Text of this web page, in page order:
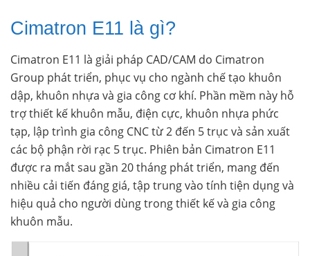
Cimatron E11 là gì?
Cimatron E11 là giải pháp CAD/CAM do Cimatron
Group phát triển, phục vụ cho ngành chế tạo khuôn
dập, khuôn nhựa và gia công cơ khí. Phần mềm này hỗ
trợ thiết kế khuôn mẫu, điện cực, khuôn nhựa phức
tạp, lập trình gia công CNC từ 2 đến 5 trục và sản xuất
các bộ phận rời rạc 5 trục. Phiên bản Cimatron E11
được ra mắt sau gần 20 tháng phát triển, mang đến
nhiều cải tiến đáng giá, tập trung vào tính tiện dụng và
hiệu quả cho người dùng trong thiết kế và gia công
khuôn mẫu.